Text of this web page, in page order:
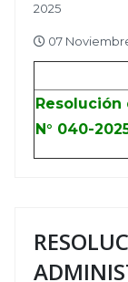
2025
07
Resolución
N° 040-